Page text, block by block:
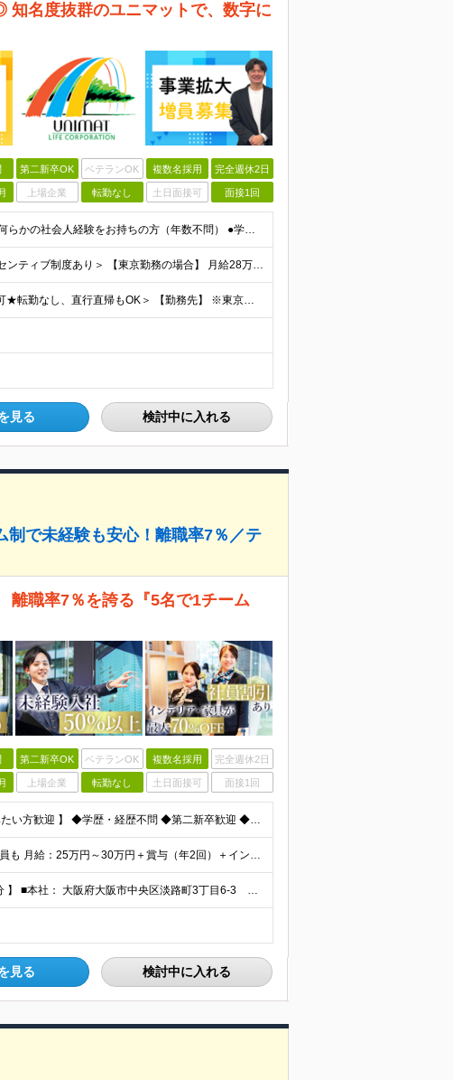
知名度抜群のユニマットで、数字に
第二新卒OK ベテランOK 複数名採用 完全週休2日
上場企業 転勤なし 土日面接可 面接1回
＼20代〜30代の未経験者が多数活躍中！／ ●何らかの社会人経験をお持ちの方（年数不問） ●学歴不問 ●大阪拠点については要第一種普通自動車免許 ～こんな方にピッタリ～ ・人と話すこと、喜ばれること
＜年収450万円～600万円★賞与年2回★インセンティブ制度あり＞ 【東京勤務の場合】 月給28万3,000円～29万円＋インセンティブ＋別途残業手当支給 【大阪の場合】 月給27万5,000円～2
＜家庭の都合等によるリモートワークも相談可★転勤なし、直行直帰もOK＞ 【勤務先】 ※東京・大阪の2拠点で募集 ※各拠点での募集となります ※配属先は希望を考慮いたします ■東京 東京都立川市高松
見る 検討中に入れる
で未経験も安心！離職率7％／テ
離職率7％を誇る『5名で1チーム
第二新卒OK ベテランOK 複数名採用 完全週休2日
上場企業 転勤なし 土日面接可 面接1回
【 完全未経験歓迎！ 営業にチャレンジしてみたい方歓迎 】 ◆学歴・経歴不問 ◆第二新卒歓迎 ◆人物重視の採用です！ ▼こんな方はぜひご応募ください ◎誠実な姿勢を持った方 ◎素直な方 ◎思いやり
◆入社2年目・未経験入社で年収700万円の社員も 月給：25万円～30万円＋賞与（年2回）＋インセンティブ(平均：月25万～70万)＋随時昇給 ※経験・スキルを考慮して決定いたします ※上記には固
【 転勤なし・御堂筋線「本町駅」より徒歩3分 】 ■本社： 大阪府大阪市中央区淡路町3丁目6-3 御堂筋MTRビル1階 ≪アクセスの良さ抜群！≫ ★大阪の2大主要駅「淀屋橋」「本町」の ちょうど中
見る 検討中に入れる